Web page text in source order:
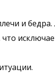
и бедра.